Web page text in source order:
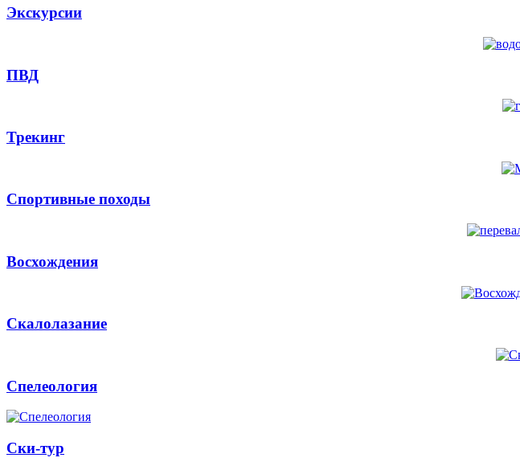
Экскурсии
ПВД
Трекинг
Спортивные походы
Восхождения
Скалолазание
Спелеология
Ски-тур